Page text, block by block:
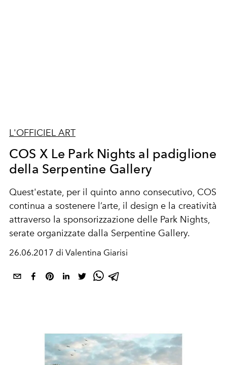
L'OFFICIEL ART
COS X Le Park Nights al padiglione
della Serpentine Gallery
Quest'estate, per il quinto anno consecutivo, COS
continua a sostenere l’arte, il design e la creatività
attraverso la sponsorizzazione delle Park Nights,
serate organizzate dalla Serpentine Gallery.
26.06.2017 di Valentina Giarisi